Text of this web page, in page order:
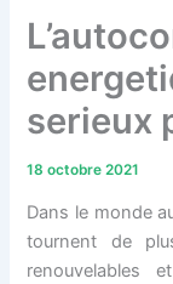
serieux
18 octobre 2021
Dans le monde
tournent de
renouvelables